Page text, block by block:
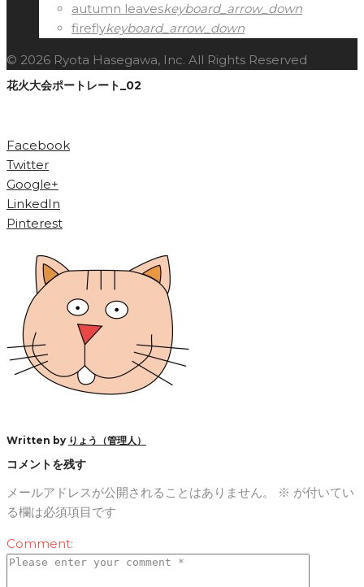
autumn leaveskeyboard_arrow_down
fireflykeyboard_arrow_down
© 2026 Ryota Hasegawa, Inc. All Rights Reserved
花火大会ポートレート_02
Facebook
Twitter
Google+
LinkedIn
Pinterest
Written by りょう（管理人）
コメントを残す
メールアドレスが公開されることはありません。 ※ が付いてい
る欄は必須項目です
Comment: